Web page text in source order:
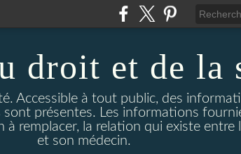
droit et de la
Accessible à tout public, des
présentes. Les informations
à remplacer, la relation qui existe
et son médecin.